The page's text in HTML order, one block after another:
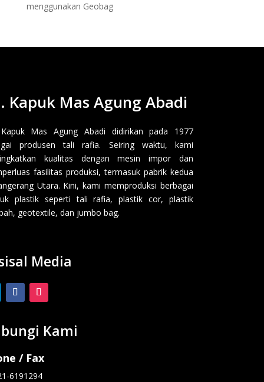
menggunakan Geobag
Kapuk Mas Agung Abadi
Mas Agung Abadi didirikan pada 1977
produsen tali rafia. Seiring waktu, kami
kualitas dengan mesin impor dan
fasilitas produksi, termasuk pabrik kedua
Utara. Kini, kami memproduksi berbagai
plastik seperti tali rafia, plastik cor, plastik
geotextile, dan jumbo bag.
Media
Kami
/ Fax
6191294